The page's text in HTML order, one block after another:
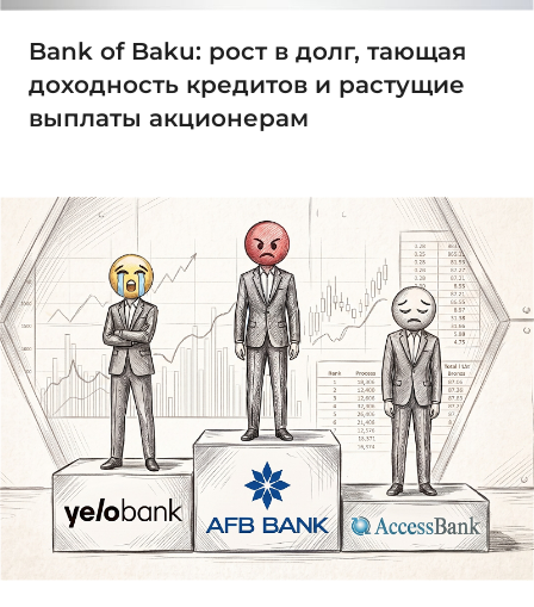
Bank of Baku: рост в долг, тающая
доходность кредитов и растущие
выплаты акционерам